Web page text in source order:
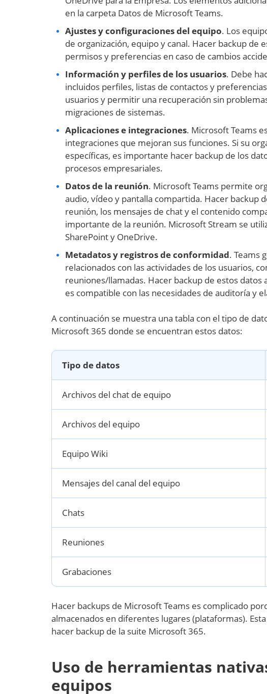
en la carpeta Datos de Microsoft Teams.
Ajustes y configuraciones del equipo. Los
de organización, equipo y canal. Hacer backup
permisos y preferencias en caso de cambios
Información y perfiles de los usuarios. Debe
incluidos perfiles, listas de contactos y
usuarios y permitir una recuperación sin
migraciones de sistemas.
Aplicaciones e integraciones. Microsoft Teams
integraciones que mejoran sus funciones. Si su
específicas, es importante hacer backup de los
procesos empresariales.
Datos de la reunión. Microsoft Teams permite
audio, vídeo y pantalla compartida. Hacer backup
reunión, los mensajes de chat y el contenido
importante de la reunión. Microsoft Stream se
SharePoint y OneDrive.
Metadatos y registros de conformidad. Teams
relacionados con las actividades de los usuarios,
reuniones/llamadas. Hacer backup de estos
es compatible con las necesidades de auditoría y
A continuación se muestra una tabla con el tipo de
Microsoft 365 donde se encuentran estos datos:
Tipo de datos
Archivos del chat de equipo
Archivos del equipo
Equipo Wiki
Mensajes del canal del equipo
Chats
Reuniones
Grabaciones
Hacer backups de Microsoft Teams es complicado
almacenados en diferentes lugares (plataformas).
hacer backup de la suite Microsoft 365.
Uso de herramientas
equipos